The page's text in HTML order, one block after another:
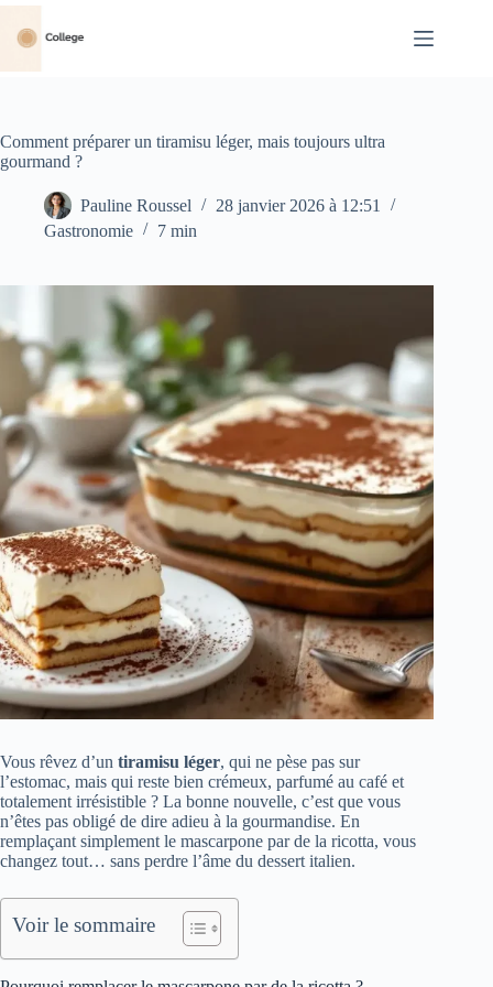
Passer
contenu
Comment préparer un tiramisu léger, mais toujours ultra
gourmand ?
Pauline Roussel
28 janvier 2026 à 12:51
Gastronomie
7 min
Vous rêvez d’un tiramisu léger, qui ne pèse pas sur
l’estomac, mais qui reste bien crémeux, parfumé au café et
totalement irrésistible ? La bonne nouvelle, c’est que vous
n’êtes pas obligé de dire adieu à la gourmandise. En
remplaçant simplement le mascarpone par de la ricotta, vous
changez tout… sans perdre l’âme du dessert italien.
Voir le sommaire